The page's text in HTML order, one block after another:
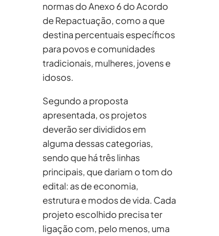
normas do Anexo 6 do Acordo
de Repactuação, como a que
destina percentuais específicos
para povos e comunidades
tradicionais, mulheres, jovens e
idosos.
Segundo a proposta
apresentada, os projetos
deverão ser divididos em
alguma dessas categorias,
sendo que há três linhas
principais, que dariam o tom do
edital: as de economia,
estrutura e modos de vida. Cada
projeto escolhido precisa ter
ligação com, pelo menos, uma